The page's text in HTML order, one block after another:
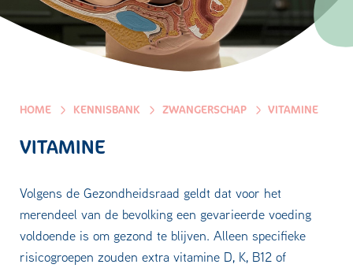
HOME KENNISBANK ZWANGERSCHAP VITAMINE
VITAMINE
Volgens de Gezondheidsraad geldt dat voor het
merendeel van de bevolking een gevarieerde voeding
voldoende is om gezond te blijven. Alleen specifieke
risicogroepen zouden extra vitamine D, K, B12 of